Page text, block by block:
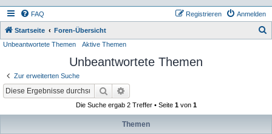
FAQ Anmelden
Registrieren
Startseite Foren-Übersicht
Unbeantwortete Themen Aktive Themen
Unbeantwortete Themen
Zur erweiterten Suche
Suche
Die Suche ergab 2 Treffer • Seite 1von 1
Themen